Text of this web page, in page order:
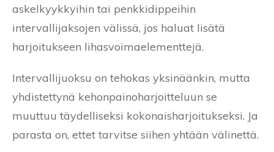
askelkyykkyihin tai penkkidippeihin
intervallijaksojen välissä, jos haluat lisätä
harjoitukseen lihasvoimaelementtejä.
Intervallijuoksu on tehokas yksinäänkin, mutta
yhdistettynä kehonpainoharjoitteluun se
muuttuu täydelliseksi kokonaisharjoitukseksi. Ja
parasta on, ettet tarvitse siihen yhtään välinettä.